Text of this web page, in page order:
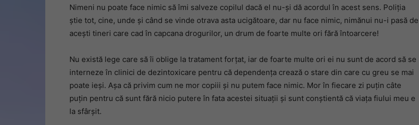
Nimeni nu poate face nimic să îmi salveze copilul dacă el nu-și dă acordul în acest sens. Poliția
știe tot, cine, unde și când se vinde otrava asta ucigătoare, dar nu face nimic, nimănui nu-i pasă de
acești tineri care cad în capcana drogurilor, un drum de foarte multe ori fără întoarcere!
Nu există lege care să îi oblige la tratament forțat, iar de foarte multe ori ei nu sunt de acord să se
interneze în clinici de dezintoxicare pentru că dependența crează o stare din care cu greu se mai
poate ieși. Așa că privim cum ne mor copiii și nu putem face nimic. Mor în fiecare zi puțin câte
puțin pentru că sunt fără nicio putere în fata acestei situații și sunt conștientă că viața fiului meu e
la sfârșit.